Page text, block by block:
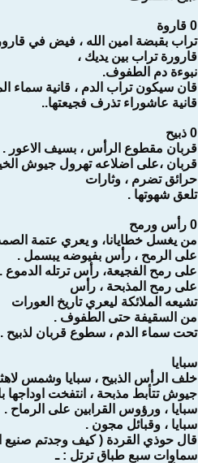
0 قاروة
تراب بقبضة امين الله ، فيض في
قارورة تراب بين يديك ،
نبوءة دم الطفوف.
قان سيكون تراب الدم ، قانية سماء
قانية عاشوراء تذرف فجيعتها..
0 ذبيح
قربان مقطوع الرأس ، بسيف الاعور .
قربان ،على اضلاعه تهرول جيوش
حرائق تضرم ، وثارات
تلعق شهوتها .
0 رأس ورمح
من يغسل خطايانا، و يعري عتمة
على الرمح ، رأس بفيوضه يبسمل .
على رمح الفجيعة، رأس ترتله الدموع .
على رمح المذبحة ، رأس
تشيعه الملائكة ليعري تاريخ العورات
من السقيفة حتى الطفوف .
تحت سماء الدم ، سطوع قربان لذبيح .
سبايا
خلف الرأس الذبيح ، سبايا وشمس
جيوش تتأبط مذبحة ، انتفخت اوداجها
سبايا ، ورؤوس القرابين على الرماح .
سبايا ، وقبائل مجون .
قال حوذي القردة ( كيف وجدتم صنيع
سماوات سبع طباق ترتل : ـ